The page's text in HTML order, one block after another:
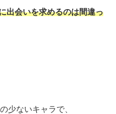
出会いを求めるのは間違っ
少ないキャラで、